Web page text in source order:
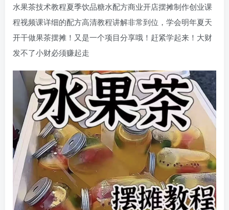
水果茶技术教程夏季饮品糖水配方商业开店摆摊制作创业课
程视频课详细的配方高清教程讲解非常到位，学会明年夏天
开干做果茶摆摊！又是一个项目分享哦！赶紧学起来！大财
发不了小财必须赚起走